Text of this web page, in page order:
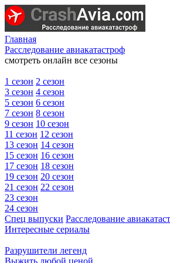
Главная
Расследование авиакатастроф
смотреть онлайн все сезоны
1 сезон 2 сезон
3 сезон 4 сезон
5 сезон 6 сезон
7 сезон 8 сезон
9 сезон 10 сезон
11 сезон 12 сезон
13 сезон 14 сезон
15 сезон 16 сезон
17 сезон 18 сезон
19 сезон 20 сезон
21 сезон 22 сезон
23 сезон
24 сезон
Спец выпуски Расследование
Интересные сериалы
Разрушители легенд
Выжить любой ценой